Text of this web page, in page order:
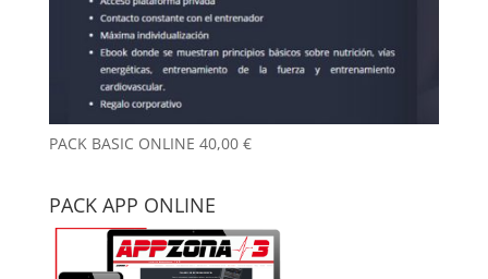
PACK BASIC ONLINE 40,00 €
PACK APP ONLINE